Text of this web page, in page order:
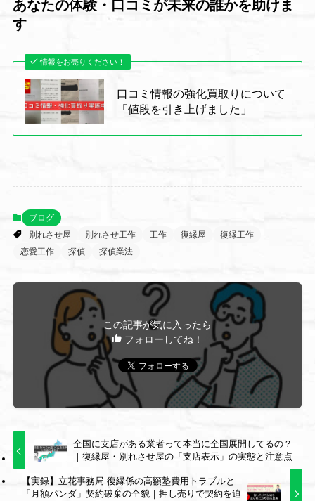
あなたの体験・口コミが未来の誰かを助けま
す
情報をお売りください！
口コミ情報の強化買取りについて
「値段を引き上げました」
ブログ
別れさせ屋
別れさせ工作 工作 復縁屋
復縁工作
恋愛工作
探偵 探偵業法
この記事が気に入ったら
フォローしてね！
全国に支店がある業者って本当に全国展開してるの？
｜復縁屋・別れさせ屋の「支店表示」の実態と注意点
【実録】立花事務局 復縁係の高額塾費用トラブルと
「月額パンダ」契約破棄の全貌｜押し売りで契約を迫